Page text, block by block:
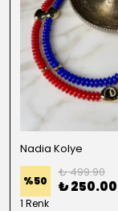
Nadia Kolye
%50
₺ 499.90
₺ 250.00
1 Renk